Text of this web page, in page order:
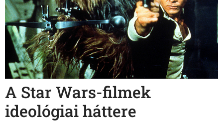
A Star Wars-filmek
ideológiai háttere